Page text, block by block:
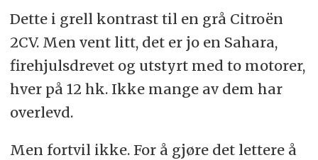
Dette i grell kontrast til en grå Citroën
2CV. Men vent litt, det er jo en Sahara,
firehjulsdrevet og utstyrt med to motorer,
hver på 12 hk. Ikke mange av dem har
overlevd.
Men fortvil ikke. For å gjøre det lettere å